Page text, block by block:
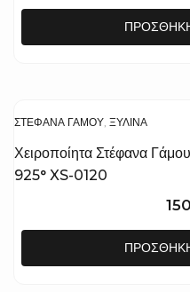
ΣΤΈΦΑΝΑ ΓΆΜΟΥ, ΞΎΛΙΝΑ
Χειροποίητα Στέφανα
925° XS-0120